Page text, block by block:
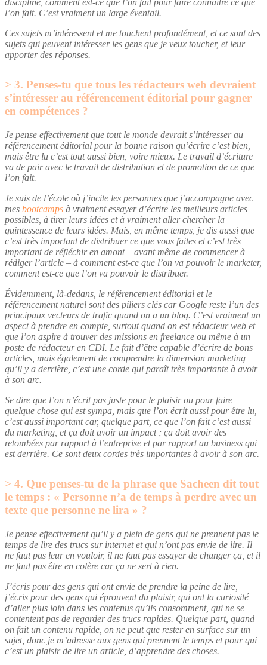
l’on fait. C’est vraiment un large éventail.
Ces sujets m’intéressent et me touchent profondément, et ce sont des
sujets qui peuvent intéresser les gens que je veux toucher, et leur
apporter des réponses.
3. Penses-tu que tous les rédacteurs web devraient
s’intéresser au référencement éditorial pour gagner
en compétences ?
Je pense effectivement que tout le monde devrait s’intéresser au
référencement éditorial pour la bonne raison qu’écrire c’est bien,
mais être lu c’est tout aussi bien, voire mieux. Le travail d’écriture
va de pair avec le travail de distribution et de promotion de ce que
l’on fait.
Je suis de l’école où j’incite les personnes que j’accompagne avec
mes bootcamps à vraiment essayer d’écrire les meilleurs articles
possibles, à tirer leurs idées et à vraiment aller chercher la
quintessence de leurs idées. Mais, en même temps, je dis aussi que
c’est très important de distribuer ce que vous faites et c’est très
important de réfléchir en amont – avant même de commencer à
rédiger l’article – à comment est-ce que l’on va pouvoir le marketer,
comment est-ce que l’on va pouvoir le distribuer.
Évidemment, là-dedans, le référencement éditorial et le
référencement naturel sont des piliers clés car Google reste l’un des
principaux vecteurs de trafic quand on a un blog. C’est vraiment un
aspect à prendre en compte, surtout quand on est rédacteur web et
que l’on aspire à trouver des missions en freelance ou même à un
poste de rédacteur en CDI. Le fait d’être capable d’écrire de bons
articles, mais également de comprendre la dimension marketing
qu’il y a derrière, c’est une corde qui paraît très importante à avoir
à son arc.
Se dire que l’on n’écrit pas juste pour le plaisir ou pour faire
quelque chose qui est sympa, mais que l’on écrit aussi pour être lu,
c’est aussi important car, quelque part, ce que l’on fait c’est aussi
du marketing, et ça doit avoir un impact ; ça doit avoir des
retombées par rapport à l’entreprise et par rapport au business qui
est derrière. Ce sont deux cordes très importantes à avoir à son arc.
4. Que penses-tu de la phrase que Sacheen dit tout
le temps : « Personne n’a de temps à perdre avec un
texte que personne ne lira » ?
Je pense effectivement qu’il y a plein de gens qui ne prennent pas le
temps de lire des trucs sur internet et qui n’ont pas envie de lire. Il
ne faut pas leur en vouloir, il ne faut pas essayer de changer ça, et il
ne faut pas être en colère car ça ne sert à rien.
J’écris pour des gens qui ont envie de prendre la peine de lire,
j’écris pour des gens qui éprouvent du plaisir, qui ont la curiosité
d’aller plus loin dans les contenus qu’ils consomment, qui ne se
contentent pas de regarder des trucs rapides. Quelque part, quand
on fait un contenu rapide, on ne peut que rester en surface sur un
sujet, donc je m’adresse aux gens qui prennent le temps et pour qui
c’est un plaisir de lire un article, d’apprendre des choses.